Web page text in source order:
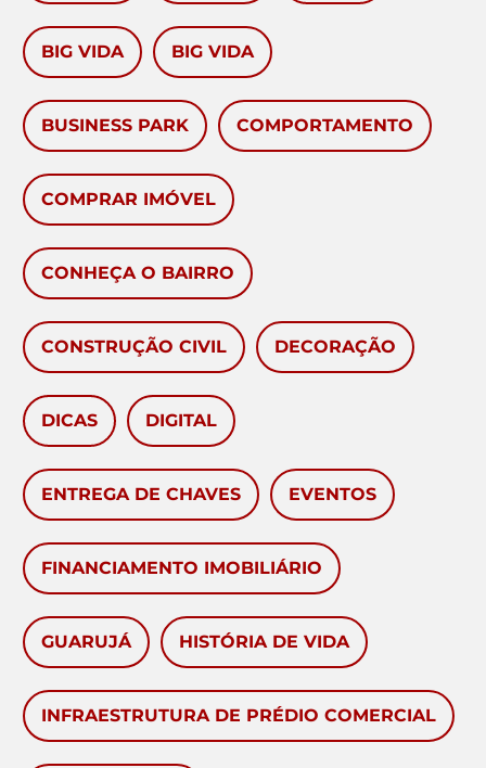
BIG VIDA BIG VIDA
BUSINESS PARK COMPORTAMENTO
COMPRAR IMÓVEL
CONHEÇA O BAIRRO
CONSTRUÇÃO CIVIL DECORAÇÃO
DICAS DIGITAL
ENTREGA DE CHAVES EVENTOS
FINANCIAMENTO IMOBILIÁRIO
GUARUJÁ HISTÓRIA DE VIDA
INFRAESTRUTURA DE PRÉDIO COMERCIAL